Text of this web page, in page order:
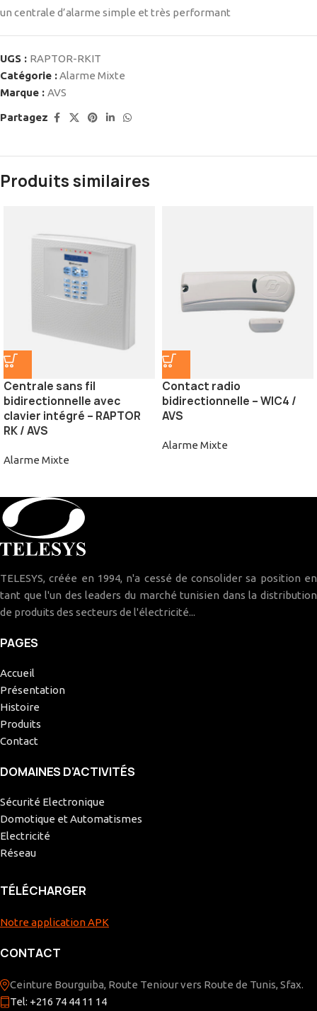
un centrale d’alarme simple et très performant
UGS : RAPTOR-RKIT
Catégorie :Alarme Mixte
Marque : AVS
Partagez
Produits similaires
Centrale sans fil
bidirectionnelle avec
clavier intégré – RAPTOR
RK / AVS
Alarme Mixte
Contact radio
bidirectionnelle – WIC4 /
AVS
Alarme Mixte
TELESYS, créée en 1994, n'a cessé de consolider sa position en
tant que l'un des leaders du marché tunisien dans la distribution
de produits des secteurs de l'électricité...
PAGES
Accueil
Présentation
Histoire
Produits
Contact
DOMAINES D’ACTIVITÉS
Sécurité Electronique
Domotique et Automatismes
Electricité
Réseau
TÉLÉCHARGER
Notre application APK
CONTACT
Ceinture Bourguiba, Route Teniour vers Route de Tunis, Sfax.
Tel: +216 74 44 11 14